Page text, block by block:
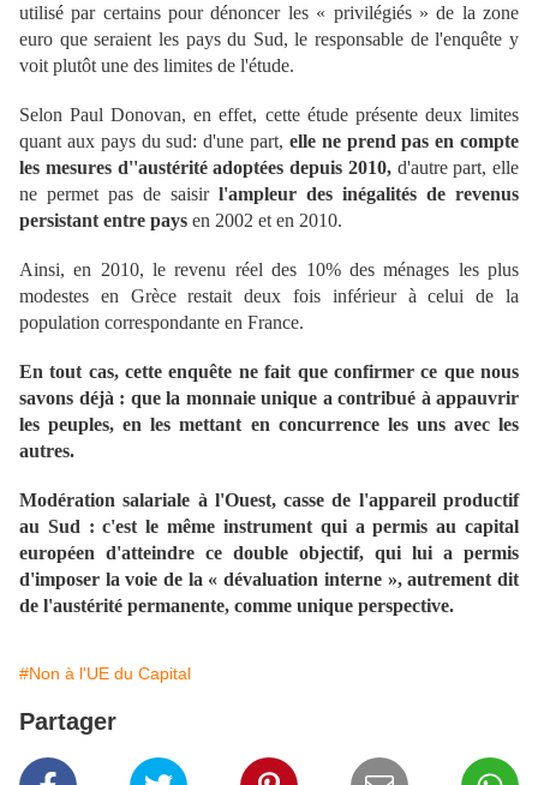
utilisé par certains pour dénoncer les « privilégiés » de la zone
euro que seraient les pays du Sud, le responsable de l'enquête y
voit plutôt une des limites de l'étude.
Selon Paul Donovan, en effet, cette étude présente deux limites
quant aux pays du sud: d'une part, elle ne prend pas en compte
les mesures d''austérité adoptées depuis 2010,d'autre part, elle
ne permet pas de saisir l'ampleur des inégalités de revenus
persistant entre pays en 2002 et en 2010.
Ainsi, en 2010, le revenu réel des 10% des ménages les plus
modestes en Grèce restait deux fois inférieur à celui de la
population correspondante en France.
En tout cas, cette enquête ne fait que confirmer ce que nous
savons déjà : que la monnaie unique a contribué à appauvrir
les peuples, en les mettant en concurrence les uns avec les
autres.
Modération salariale à l'Ouest, casse de l'appareil productif
au Sud : c'est le même instrument qui a permis au capital
européen d'atteindre ce double objectif, qui lui a permis
d'imposer la voie de la « dévaluation interne », autrement dit
de l'austérité permanente, comme unique perspective.
#Non à l'UE du Capital
Partager